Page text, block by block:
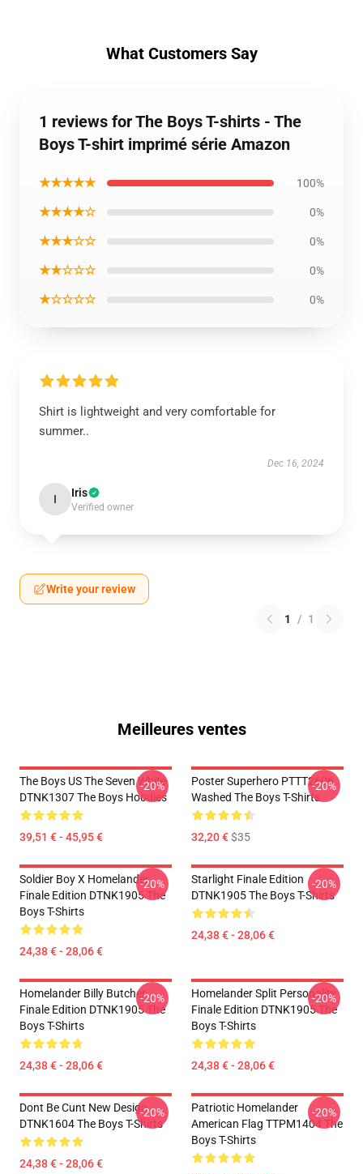
What Customers Say
1 reviews for The Boys T-shirts - The
Boys T-shirt imprimé série Amazon
★★★★★ 100%
★★★★☆ 0%
★★★☆☆ 0%
★★☆☆☆ 0%
★☆☆☆☆ 0%
Shirt is lightweight and very comfortable for
summer..
Dec 16, 2024
I Iris
Verified owner
Write your review
1 / 1
Meilleures ventes
The Boys US The Seven White
DTNK1307 The Boys Hoodies
39,51 € - 45,95 €
-20%
Poster Superhero PTTT2606
Washed The Boys T-Shirts
32,20 €$35
-20%
Soldier Boy X Homelander
Finale Edition DTNK1905 The
Boys T-Shirts
24,38 € - 28,06 €
-20%
Starlight Finale Edition
DTNK1905 The Boys T-Shirts
24,38 € - 28,06 €
-20%
Homelander Billy Butcher
Finale Edition DTNK1905 The
Boys T-Shirts
24,38 € - 28,06 €
-20%
Homelander Split Personality
Finale Edition DTNK1905 The
Boys T-Shirts
24,38 € - 28,06 €
-20%
Dont Be Cunt New Design
DTNK1604 The Boys T-Shirts
24,38 € - 28,06 €
-20%
Patriotic Homelander
American Flag TTPM1404 The
Boys T-Shirts
-20%